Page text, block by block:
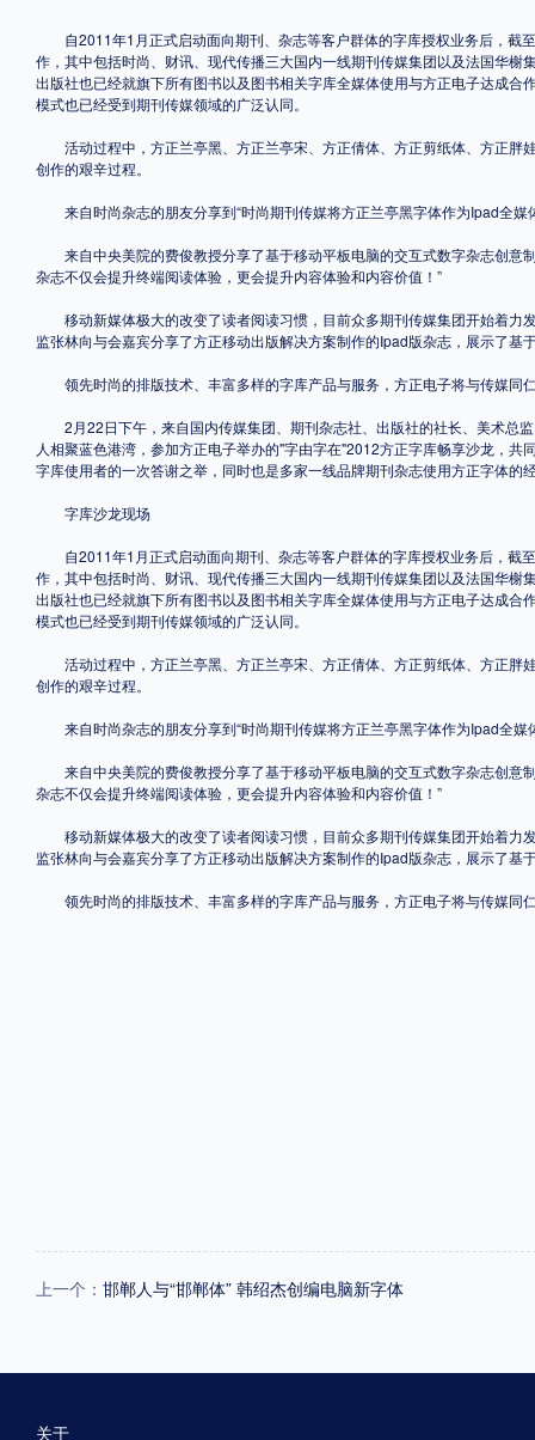
中国大陆 中国港澳台 更多
POP字体下载
字体新闻 字体文章 字体程序 字体人物
自2011年1月正式启动面向期刊、杂志等客户群体的字库授权业务后，截
作，其中包括时尚、财讯、现代传播三大国内一线期刊传媒集团以及法国华
出版社也已经就旗下所有图书以及图书相关字库全媒体使用与方正电子达成
模式也已经受到期刊传媒领域的广泛认同。
活动过程中，方正兰亭黑、方正兰亭宋、方正倩体、方正剪纸体、方正胖
创作的艰辛过程。
来自时尚杂志的朋友分享到“时尚期刊传媒将方正兰亭黑字体作为Ipad全媒
来自中央美院的费俊教授分享了基于移动平板电脑的交互式数字杂志创意
杂志不仅会提升终端阅读体验，更会提升内容体验和内容价值！”
移动新媒体极大的改变了读者阅读习惯，目前众多期刊传媒集团开始着力
监张林向与会嘉宾分享了方正移动出版解决方案制作的Ipad版杂志，展示了
领先时尚的排版技术、丰富多样的字库产品与服务，方正电子将与传媒同
2月22日下午，来自国内传媒集团、期刊杂志社、出版社的社长、美术总
人相聚蓝色港湾，参加方正电子举办的"字由字在"2012方正字库畅享沙龙，
字库使用者的一次答谢之举，同时也是多家一线品牌期刊杂志使用方正字体的
字库沙龙现场
自2011年1月正式启动面向期刊、杂志等客户群体的字库授权业务后，截
作，其中包括时尚、财讯、现代传播三大国内一线期刊传媒集团以及法国华
出版社也已经就旗下所有图书以及图书相关字库全媒体使用与方正电子达成
模式也已经受到期刊传媒领域的广泛认同。
活动过程中，方正兰亭黑、方正兰亭宋、方正倩体、方正剪纸体、方正胖
创作的艰辛过程。
来自时尚杂志的朋友分享到“时尚期刊传媒将方正兰亭黑字体作为Ipad全媒
来自中央美院的费俊教授分享了基于移动平板电脑的交互式数字杂志创意
杂志不仅会提升终端阅读体验，更会提升内容体验和内容价值！”
移动新媒体极大的改变了读者阅读习惯，目前众多期刊传媒集团开始着力
监张林向与会嘉宾分享了方正移动出版解决方案制作的Ipad版杂志，展示了
领先时尚的排版技术、丰富多样的字库产品与服务，方正电子将与传媒同
上一个： 邯郸人与“邯郸体” 韩绍杰创编电脑新字体
关于